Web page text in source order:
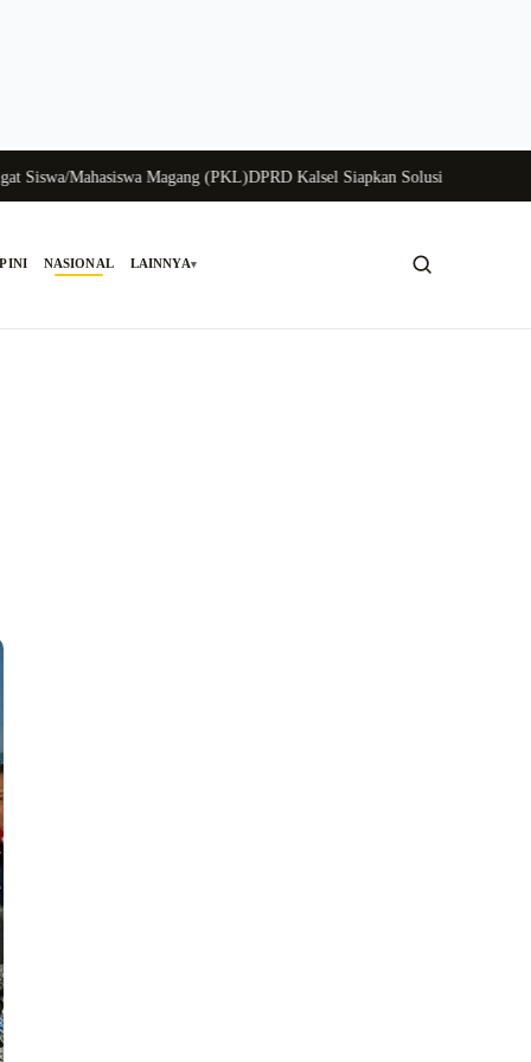
Mahasiswa Magang (PKL)DPRD Kalsel Siapkan Solusi Krisis
NASIONAL LAINNYA▾